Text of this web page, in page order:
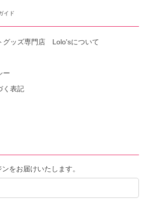
イド
グッズ専門店 Lolo'sについて
ー
く表記
をお届けいたします。